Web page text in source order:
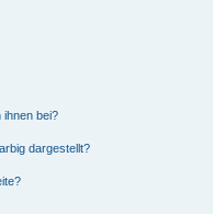
ihnen bei?
dargestellt?